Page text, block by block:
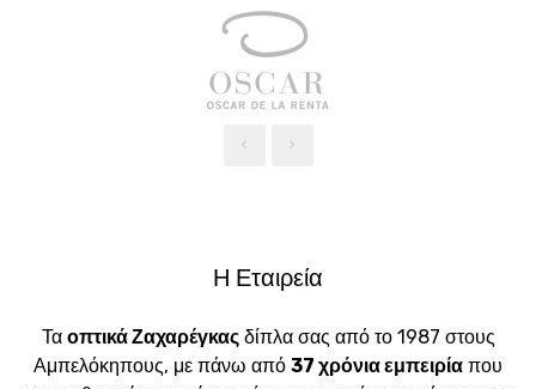
Η Εταιρεία
Τα οπτικά Ζαχαρέγκαςδίπλα σας από το 1987 στους
Αμπελόκηπους, με πάνω από 37 χρόνια εμπειρία που